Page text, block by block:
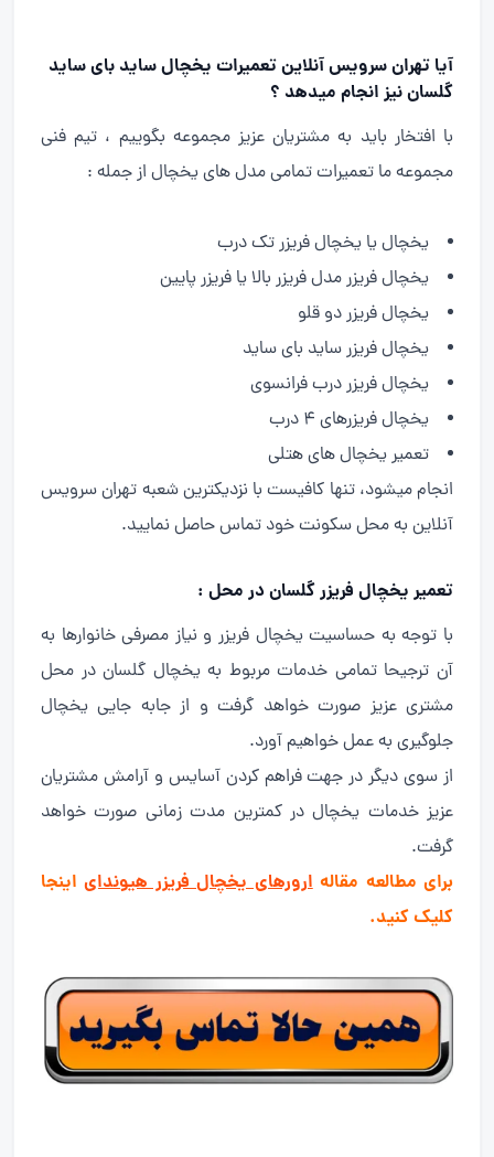
آیا تهران سرویس آنلاین تعمیرات یخچال ساید بای ساید
گلسان نیز انجام میدهد ؟
با افتخار باید به مشتریان عزیز مجموعه بگوییم ، تیم فنی
مجموعه ما تعمیرات تمامی مدل های یخچال از جمله :
یخچال یا یخچال فریزر تک درب
یخچال فریزر مدل فریزر بالا یا فریزر پایین
یخچال فریزر دو قلو
یخچال فریزر ساید بای ساید
یخچال فریزر درب فرانسوی
یخچال فریزرهای 4 درب
تعمیر یخچال های هتلی
انجام میشود، تنها کافیست با نزدیکترین شعبه تهران سرویس
آنلاین به محل سکونت خود تماس حاصل نمایید.
تعمیر یخچال فریزر گلسان در محل :
با توجه به حساسیت یخچال فریزر و نیاز مصرفی خانوارها به
آن ترجیحا تمامی خدمات مربوط به یخچال گلسان در محل
مشتری عزیز صورت خواهد گرفت و از جابه جایی یخچال
جلوگیری به عمل خواهیم آورد.
از سوی دیگر در جهت فراهم کردن آسایس و آرامش مشتریان
عزیز خدمات یخچال در کمترین مدت زمانی صورت خواهد
گرفت.
برای مطالعه مقالهارورهای یخچال فریزر هیوندایاینجا
کلیک کنید.